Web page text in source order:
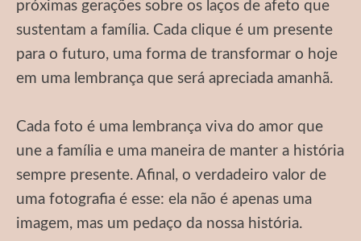
próximas gerações sobre os laços de afeto que
sustentam a família. Cada clique é um presente
para o futuro, uma forma de transformar o hoje
em uma lembrança que será apreciada amanhã.
Cada foto é uma lembrança viva do amor que
une a família e uma maneira de manter a história
sempre presente. Afinal, o verdadeiro valor de
uma fotografia é esse: ela não é apenas uma
imagem, mas um pedaço da nossa história.